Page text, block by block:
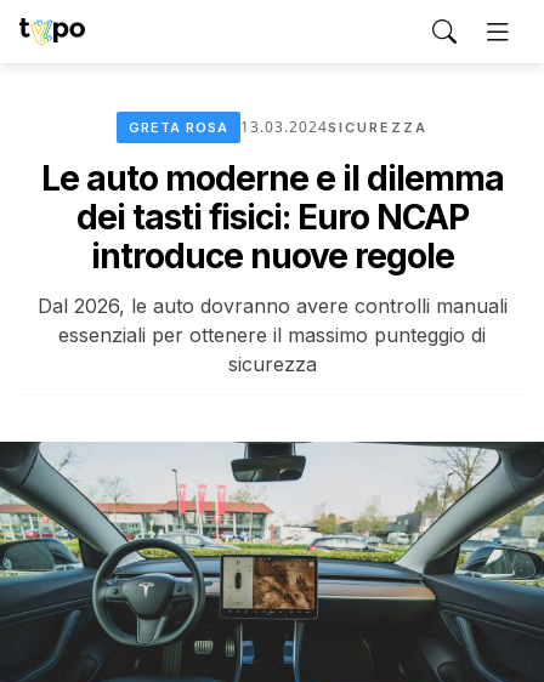
GRETA ROSA 13.03.2024SICUREZZA
Le auto moderne e il dilemma
dei tasti fisici: Euro NCAP
introduce nuove regole
Dal 2026, le auto dovranno avere controlli manuali
essenziali per ottenere il massimo punteggio di
sicurezza